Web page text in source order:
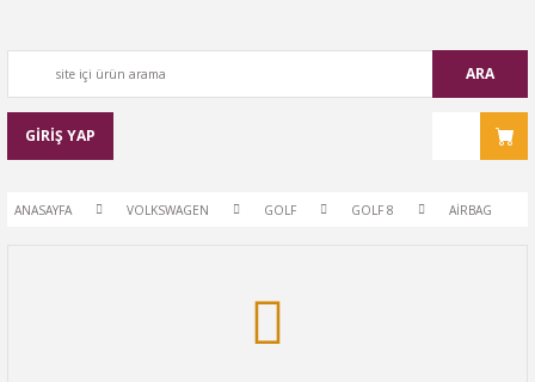
ARA
GİRİŞ YAP
ANASAYFA VOLKSWAGEN GOLF GOLF 8 AİRBAG